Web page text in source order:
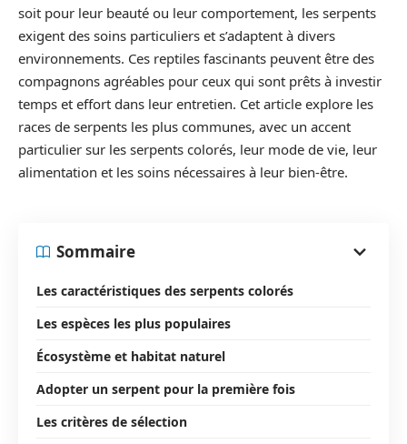
soit pour leur beauté ou leur comportement, les serpents
exigent des soins particuliers et s’adaptent à divers
environnements. Ces reptiles fascinants peuvent être des
compagnons agréables pour ceux qui sont prêts à investir
temps et effort dans leur entretien. Cet article explore les
races de serpents les plus communes, avec un accent
particulier sur les serpents colorés, leur mode de vie, leur
alimentation et les soins nécessaires à leur bien-être.
Sommaire
Les caractéristiques des serpents colorés
Les espèces les plus populaires
Écosystème et habitat naturel
Adopter un serpent pour la première fois
Les critères de sélection